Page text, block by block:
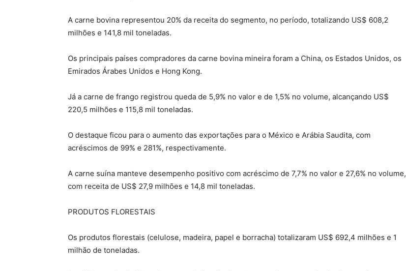
A carne bovina representou 20% da receita do segmento, no período, totalizando US$ 608,2
milhões e 141,8 mil toneladas.
Os principais países compradores da carne bovina mineira foram a China, os Estados Unidos, os
Emirados Árabes Unidos e Hong Kong.
Já a carne de frango registrou queda de 5,9% no valor e de 1,5% no volume, alcançando US$
220,5 milhões e 115,8 mil toneladas.
O destaque ficou para o aumento das exportações para o México e Arábia Saudita, com
acréscimos de 99% e 281%, respectivamente.
A carne suína manteve desempenho positivo com acréscimo de 7,7% no valor e 27,6% no volume,
com receita de US$ 27,9 milhões e 14,8 mil toneladas.
PRODUTOS FLORESTAIS
Os produtos florestais (celulose, madeira, papel e borracha) totalizaram US$ 692,4 milhões e 1
milhão de toneladas.